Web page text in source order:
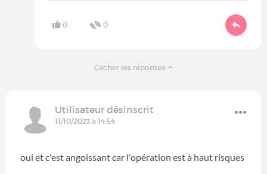
0 0
Cacher les réponses
Utilisateur désinscrit
11/10/2023 à 14:54
oui et c'est angoissant car l'opération est à haut risques